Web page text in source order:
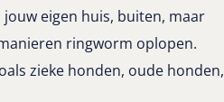
eigen huis, buiten, maar
ringworm oplopen.
zieke honden, oude honden,